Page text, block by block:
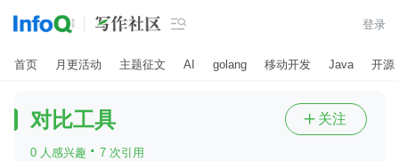
 登录
首页 月更活动 主题征文 AI golang 移动开发 Java 开源
对比工具
0 人感兴趣 · 7 次引用
 关注